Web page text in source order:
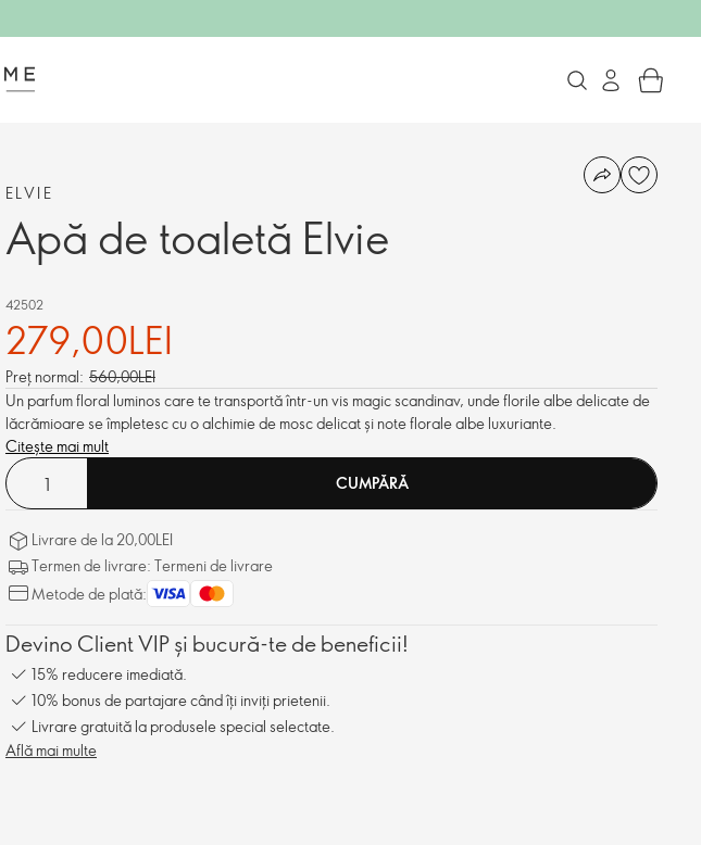
ELVIE
Apă de toaletă Elvie
42502
279,00LEI
Preț normal: 560,00LEI
Un parfum floral luminos care te transportă într-un vis magic scandinav, unde florile albe delicate de
lăcrămioare se împletesc cu o alchimie de mosc delicat și note florale albe luxuriante.
Citește mai mult
CUMPĂRĂ
Livrare de la 20,00LEI
Termen de livrare: Termeni de livrare
Metode de plată:
Devino Client VIP și bucură-te de beneficii!
15% reducere imediată.
10% bonus de partajare când îți inviți prietenii.
Livrare gratuită la produsele special selectate.
Află mai multe